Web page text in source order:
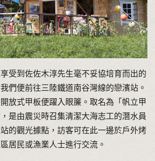
受到佐佐木淳先生毫不妥協培育而出的
們便前往三陸鐵道南谷灣線的戀濱站。
放式甲板便躍入眼簾。取名為「帆立甲
是由震災時召集清潔大海志工的潛水員
的觀光據點，訪客可在此一邊於戶外烤
居民或漁業人士進行交流。